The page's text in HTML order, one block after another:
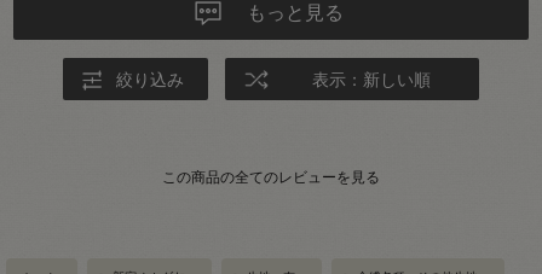
もっと見る
絞り込み 表示：新しい順
この商品の全てのレビューを見る